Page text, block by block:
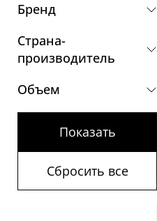
Бренд
Страна-
производитель
Объем
Показать
Сбросить все